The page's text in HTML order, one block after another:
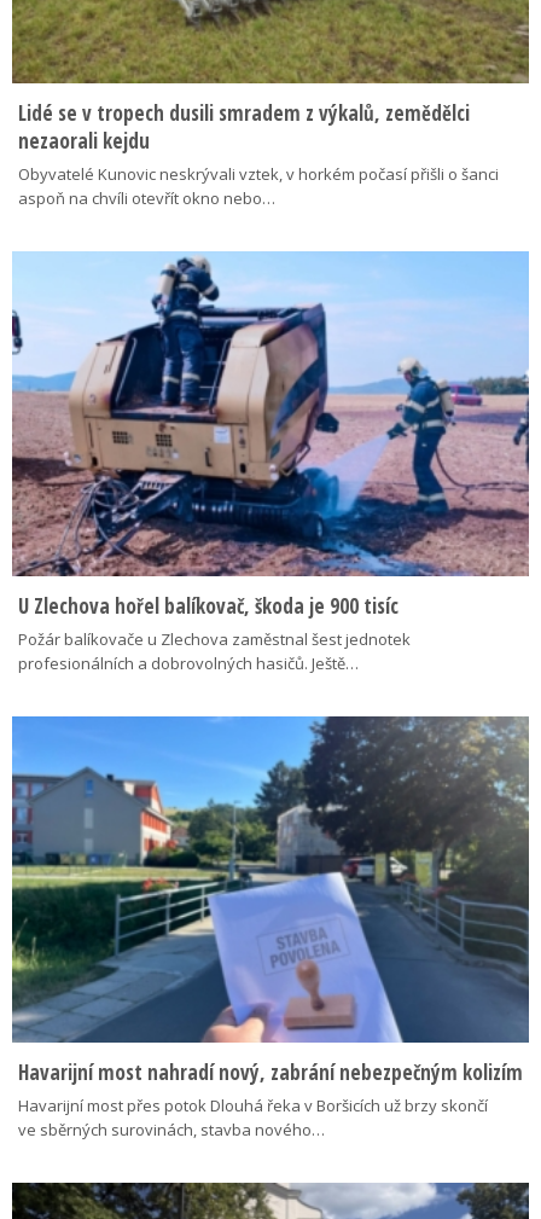
Lidé se v tropech dusili smradem z výkalů, zemědělci
nezaorali kejdu
Obyvatelé Kunovic neskrývali vztek, v horkém počasí přišli o šanci
aspoň na chvíli otevřít okno nebo…
U Zlechova hořel balíkovač, škoda je 900 tisíc
Požár balíkovače u Zlechova zaměstnal šest jednotek
profesionálních a dobrovolných hasičů. Ještě…
Havarijní most nahradí nový, zabrání nebezpečným kolizím
Havarijní most přes potok Dlouhá řeka v Boršicích už brzy skončí
ve sběrných surovinách, stavba nového…